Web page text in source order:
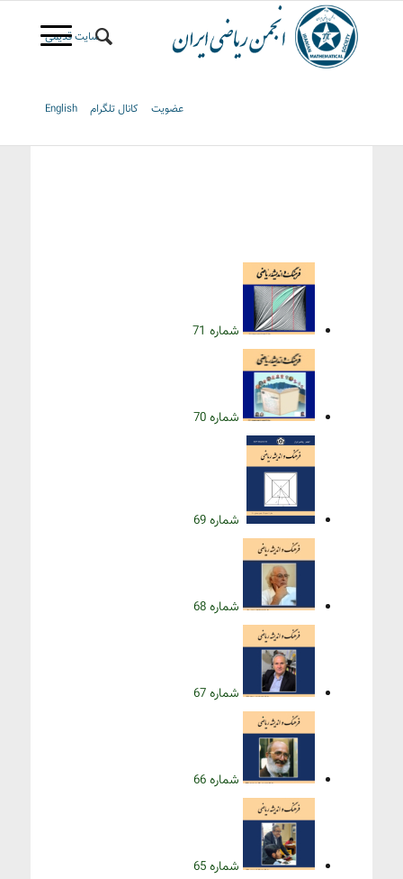
سایت قدیمی
عضویت کانال تلگرام English
شماره 71
شماره 70
شماره 69
شماره 68
شماره 67
شماره 66
شماره 65